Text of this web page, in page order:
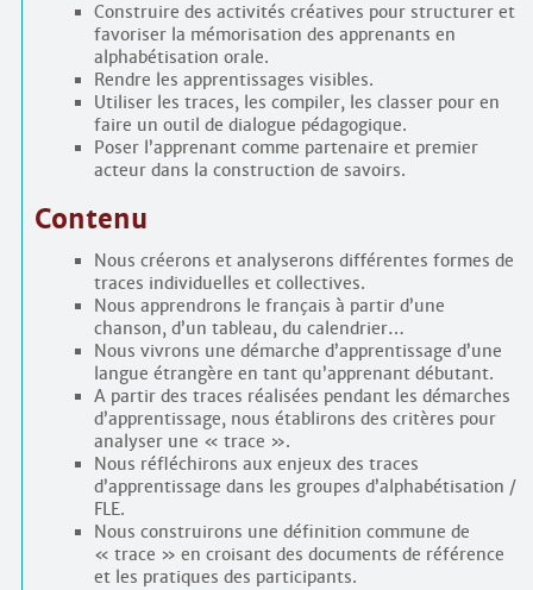
Construire des activités créatives pour structurer et
favoriser la mémorisation des apprenants en
alphabétisation orale.
Rendre les apprentissages visibles.
Utiliser les traces, les compiler, les classer pour en
faire un outil de dialogue pédagogique.
Poser l’apprenant comme partenaire et premier
acteur dans la construction de savoirs.
Contenu
Nous créerons et analyserons différentes formes de
traces individuelles et collectives.
Nous apprendrons le français à partir d’une
chanson, d’un tableau, du calendrier…
Nous vivrons une démarche d’apprentissage d’une
langue étrangère en tant qu’apprenant débutant.
A partir des traces réalisées pendant les démarches
d’apprentissage, nous établirons des critères pour
analyser une « trace ».
Nous réfléchirons aux enjeux des traces
d’apprentissage dans les groupes d’alphabétisation /
FLE.
Nous construirons une définition commune de
« trace » en croisant des documents de référence
et les pratiques des participants.